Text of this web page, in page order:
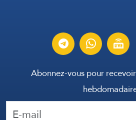
Abonnez-vous pour